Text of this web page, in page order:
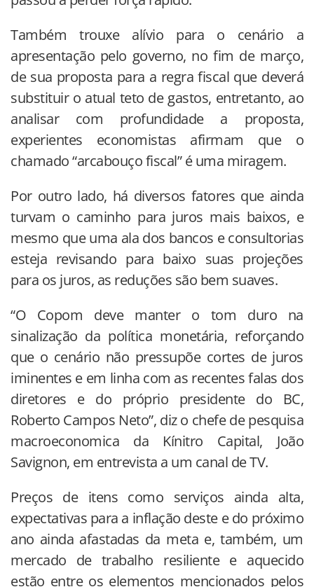
Também trouxe alívio para o cenário a
apresentação pelo governo, no fim de março,
de sua proposta para a regra fiscal que deverá
substituir o atual teto de gastos, entretanto, ao
analisar com profundidade a proposta,
experientes economistas afirmam que o
chamado “arcabouço fiscal” é uma miragem.
Por outro lado, há diversos fatores que ainda
turvam o caminho para juros mais baixos, e
mesmo que uma ala dos bancos e consultorias
esteja revisando para baixo suas projeções
para os juros, as reduções são bem suaves.
“O Copom deve manter o tom duro na
sinalização da política monetária, reforçando
que o cenário não pressupõe cortes de juros
iminentes e em linha com as recentes falas dos
diretores e do próprio presidente do BC,
Roberto Campos Neto”, diz o chefe de pesquisa
macroeconomica da Kínitro Capital, João
Savignon, em entrevista a um canal de TV.
Preços de itens como serviços ainda alta,
expectativas para a inflação deste e do próximo
ano ainda afastadas da meta e, também, um
mercado de trabalho resiliente e aquecido
estão entre os elementos mencionados pelos